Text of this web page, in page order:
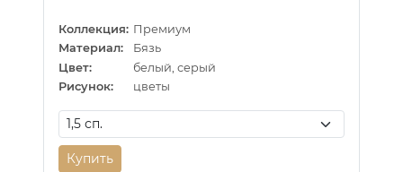
Коллекция: Премиум
Материал:
Бязь
Цвет:
белый, серый
Рисунок:
цветы
Купить